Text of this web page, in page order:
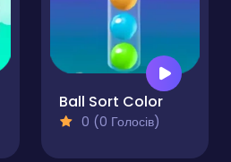
Ball Sort Color
0 (0 Голосів)